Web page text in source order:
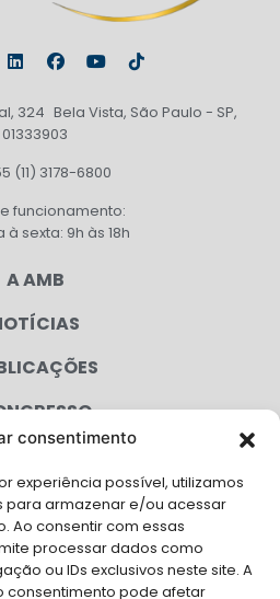
consentimento
experiência possível, utilizamos
para armazenar e/ou acessar
Ao consentir com essas
processar dados como
ou IDs exclusivos neste site. A
consentimento pode afetar
324 Bela Vista, São Paulo - SP,
01333903
(11) 3178-6800
funcionamento:
à sexta: 9h às 18h
A AMB